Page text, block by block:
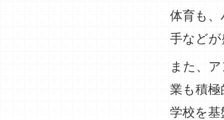
体育も
手など
また、
業も積
学校を